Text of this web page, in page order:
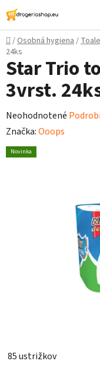
Prejsť
na
obsah
Domov
/Osobná hygiena/
24ks
85 ustrižkov
Star Trio
3vrst.
Priemerné
hodnotenie
produktu
Neohodnotené
Značka:Ooops
Novinka